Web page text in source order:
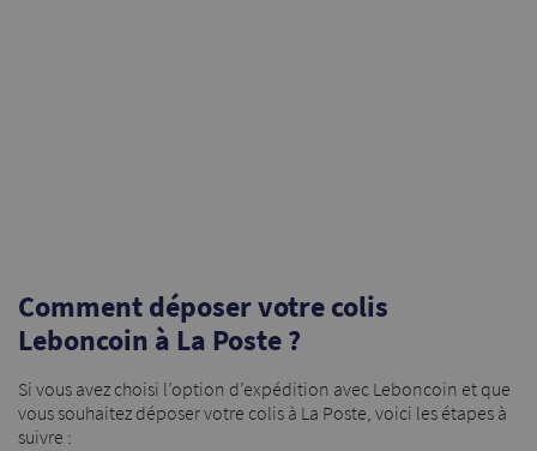
Comment déposer votre colis
Leboncoin à La Poste ?
Si vous avez choisi l’option d’expédition avec Leboncoin et que
vous souhaitez déposer votre colis à La Poste, voici les étapes à
suivre :